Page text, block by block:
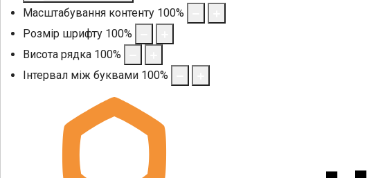
Масштабування контенту 100%
Розмір шрифту 100%
Висота рядка 100%
Інтервал між буквами 100%